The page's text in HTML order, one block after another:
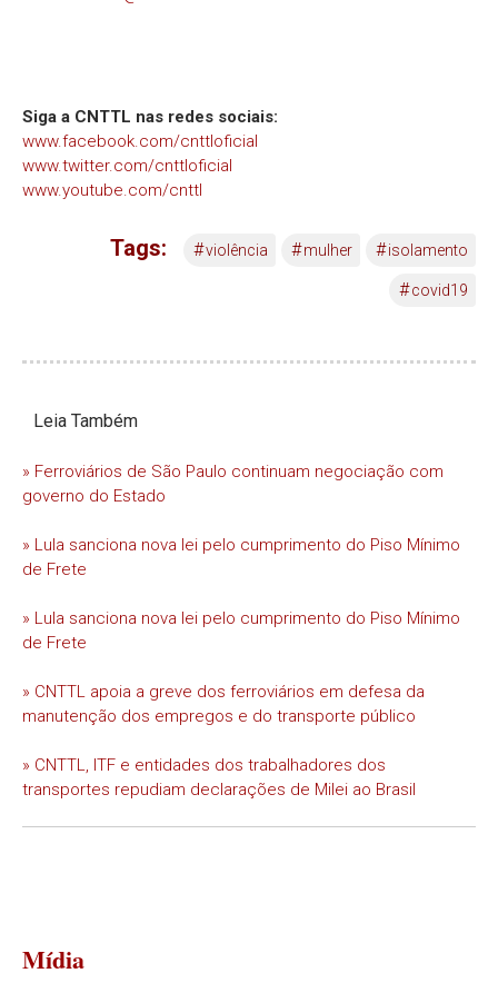
Siga a CNTTL nas redes sociais:
www.facebook.com/cnttloficial
www.twitter.com/cnttloficial
www.youtube.com/cnttl
Tags: #violência #mulher #isolamento
#covid19
Leia Também
» Ferroviários de São Paulo continuam negociação com
governo do Estado
» Lula sanciona nova lei pelo cumprimento do Piso Mínimo
de Frete
» Lula sanciona nova lei pelo cumprimento do Piso Mínimo
de Frete
» CNTTL apoia a greve dos ferroviários em defesa da
manutenção dos empregos e do transporte público
» CNTTL, ITF e entidades dos trabalhadores dos
transportes repudiam declarações de Milei ao Brasil
Mídia